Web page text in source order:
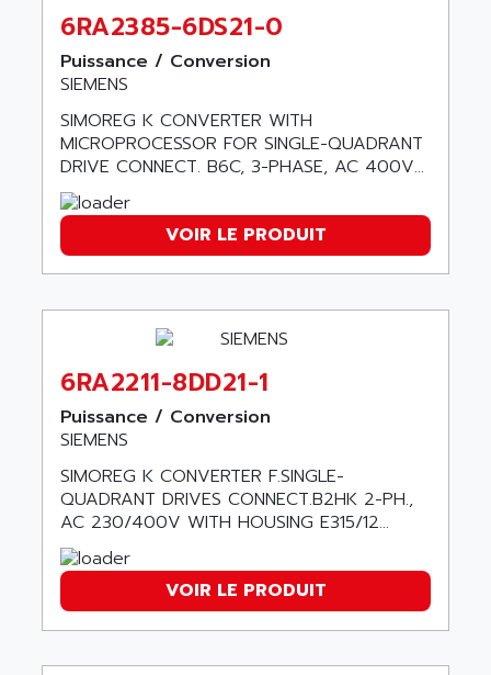
MDS
COMBIVERT S4
VSF
TI-305
DIAS
SMTBSI
SIMATIC PC
STATOVAR
SINUMERIK 820
SIMOREG K
IRT
DIGIPLAN
TPD32
SIMATIC S5-95F
ANDERS ELECTRONICS
ANDERSON POWER PRODUCTS
ANDERSON-NEGELE
ANDRON
ANELEC
ANIME
ANIOS
ANKAM
ANKER
ANS
ANSALDO
ANSELL
ANSMANN
ANSYCO
ANTEC
ANTEK INSTRUMENTS
ANUVA TECHNOLOGIES
ANYBUS
AOIP
6RA2385-6DS21-0
Puissance / Conversion
SIEMENS
SIMOREG K CONVERTER WITH
MICROPROCESSOR FOR SINGLE-QUADRANT
DRIVE CONNECT. B6C, 3-PHASE, AC 400V...
VOIR LE PRODUIT
6RA2211-8DD21-1
Puissance / Conversion
SIEMENS
SIMOREG K CONVERTER F.SINGLE-
QUADRANT DRIVES CONNECT.B2HK 2-PH.,
AC 230/400V WITH HOUSING E315/12...
VOIR LE PRODUIT